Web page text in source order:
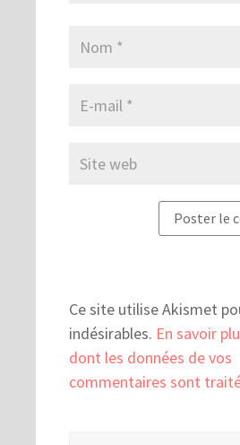
Ce site utilise Akismet
indésirables. En savoir
dont les données de vos
commentaires sont